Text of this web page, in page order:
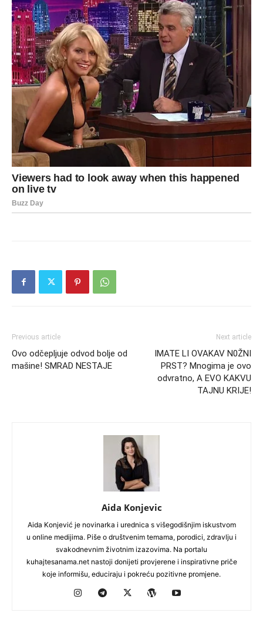
Previous article
Ovo odčepljuje odvod bolje od
mašine! SMRAD NESTAJE
Next article
IMATE LI OVAKAV N0ŽNI
PRST? Mnogima je ovo
odvratno, A EVO KAKVU
TAJNU KRIJE!
Aida Konjevic
Aida Konjević je novinarka i urednica s višegodišnjim iskustvom
u online medijima. Piše o društvenim temama, porodici, zdravlju i
svakodnevnim životnim izazovima. Na portalu
kuhajtesanama.net nastoji donijeti provjerene i inspirativne priče
koje informišu, educiraju i pokreću pozitivne promjene.